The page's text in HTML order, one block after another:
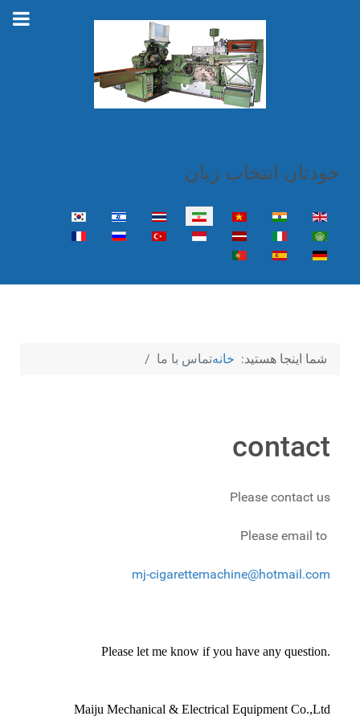
خودتان انتخاب زبان
زبان خود را انتخاب کنید
شما اینجا هستید: خانهتماس با ما
contact
Please contact us
mj-cigarettemachine@hotmail.com
Please let me know if you have any question.
Maiju Mechanical & Electrical Equipment Co.,Ltd